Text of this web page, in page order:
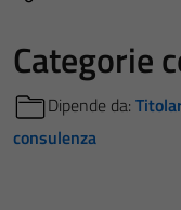
Categorie
Dipende da:
consulenza